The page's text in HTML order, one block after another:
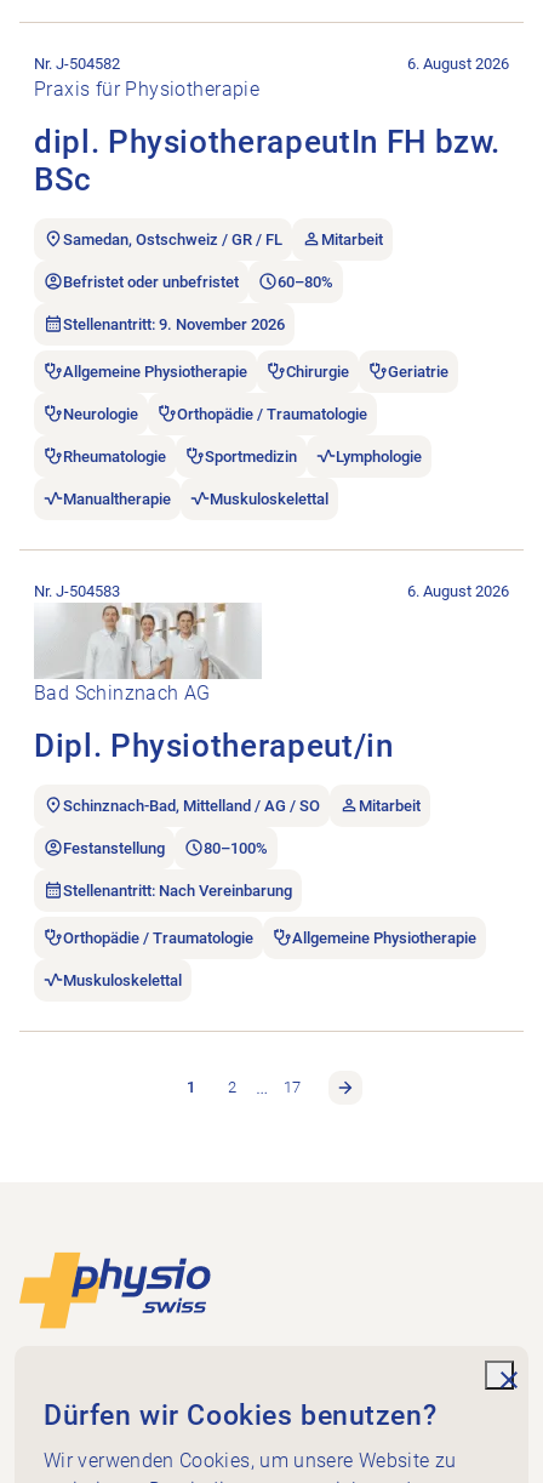
Praxis für Physiotherapie
dipl. PhysiotherapeutIn FH bzw.
BSc
Nr. J-504582 6. August 2026
Samedan, Ostschweiz / GR / FL Mitarbeit
Befristet oder unbefristet 60–80%
Stellenantritt: 9. November 2026
Allgemeine Physiotherapie Chirurgie Geriatrie
Neurologie Orthopädie / Traumatologie
Rheumatologie Sportmedizin Lymphologie
Manualtherapie Muskuloskelettal
Bad Schinznach AG
Dipl. Physiotherapeut/in
Nr. J-504583 6. August 2026
Schinznach-Bad, Mittelland / AG / SO Mitarbeit
Festanstellung 80–100%
Stellenantritt: Nach Vereinbarung
Orthopädie / Traumatologie Allgemeine Physiotherapie
Muskuloskelettal
1 2 … 17
Footer
Dammweg 3
3013 Bern
+41 58 255 36 00
Dürfen wir Cookies benutzen?
Wir verwenden Cookies, um unsere Website zu